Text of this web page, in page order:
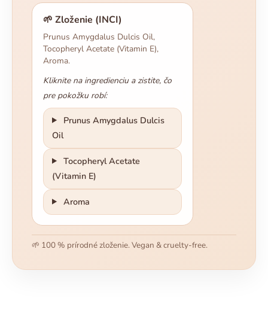
🌱 Zloženie (INCI)
Prunus Amygdalus Dulcis Oil,
Tocopheryl Acetate (Vitamin E),
Aroma.
Kliknite na ingredienciu a zistite, čo
pre pokožku robí:
Prunus Amygdalus Dulcis
Oil
Tocopheryl Acetate
(Vitamin E)
Aroma
🌱 100 % prírodné zloženie. Vegan & cruelty-free.